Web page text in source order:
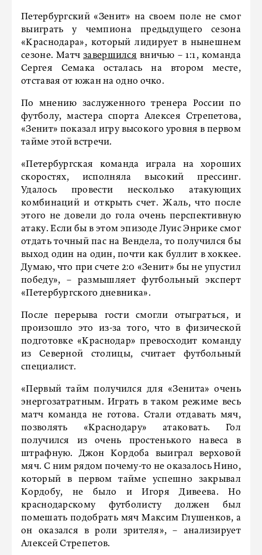
Петербургский «Зенит» на своем поле не смог
выиграть у чемпиона предыдущего сезона
«Краснодара», который лидирует в нынешнем
сезоне. Матчзавершился вничью – 1:1, команда
Сергея Семака осталась на втором месте,
отставая от южан на одно очко.
По мнению заслуженного тренера России по
футболу, мастера спорта Алексея Стрепетова,
«Зенит» показал игру высокого уровня в первом
тайме этой встречи.
«Петербургская команда играла на хороших
скоростях, исполняла высокий прессинг.
Удалось провести несколько атакующих
комбинаций и открыть счет. Жаль, что после
этого не довели до гола очень перспективную
атаку. Если бы в этом эпизоде Луис Энрике смог
отдать точный пас на Вендела, то получился бы
выход один на один, почти как буллит в хоккее.
Думаю, что при счете 2:0 «Зенит» бы не упустил
победу», – размышляет футбольный эксперт
«Петербургского дневника».
После перерыва гости смогли отыграться, и
произошло это из-за того, что в физической
подготовке «Краснодар» превосходит команду
из Северной столицы, считает футбольный
специалист.
«Первый тайм получился для «Зенита» очень
энергозатратным. Играть в таком режиме весь
матч команда не готова. Стали отдавать мяч,
позволять «Краснодару» атаковать. Гол
получился из очень простенького навеса в
штрафную. Джон Кордоба выиграл верховой
мяч. С ним рядом почему-то не оказалось Нино,
который в первом тайме успешно закрывал
Кордобу, не было и Игоря Дивеева. Но
краснодарскому футболисту должен был
помешать подобрать мяч Максим Глушенков, а
он оказался в роли зрителя», – анализирует
Алексей Стрепетов.